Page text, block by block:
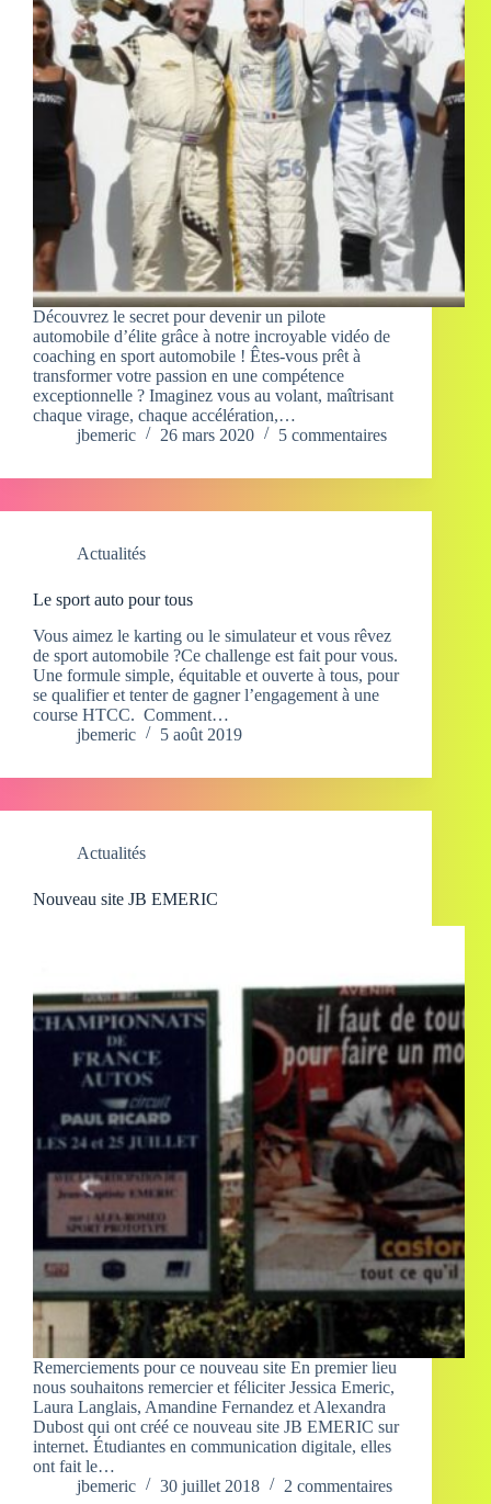
Découvrez le secret pour devenir un pilote
automobile d’élite grâce à notre incroyable vidéo de
coaching en sport automobile ! Êtes-vous prêt à
transformer votre passion en une compétence
exceptionnelle ? Imaginez vous au volant, maîtrisant
chaque virage, chaque accélération,…
jbemeric
26 mars 2020 5 commentaires
Actualités
Le sport auto pour tous
Vous aimez le karting ou le simulateur et vous rêvez
de sport automobile ?Ce challenge est fait pour vous.
Une formule simple, équitable et ouverte à tous, pour
se qualifier et tenter de gagner l’engagement à une
course HTCC. Comment…
jbemeric
5 août 2019
Actualités
Nouveau site JB EMERIC
Remerciements pour ce nouveau site En premier lieu
nous souhaitons remercier et féliciter Jessica Emeric,
Laura Langlais, Amandine Fernandez et Alexandra
Dubost qui ont créé ce nouveau site JB EMERIC sur
internet. Étudiantes en communication digitale, elles
ont fait le…
jbemeric
30 juillet 2018 2 commentaires